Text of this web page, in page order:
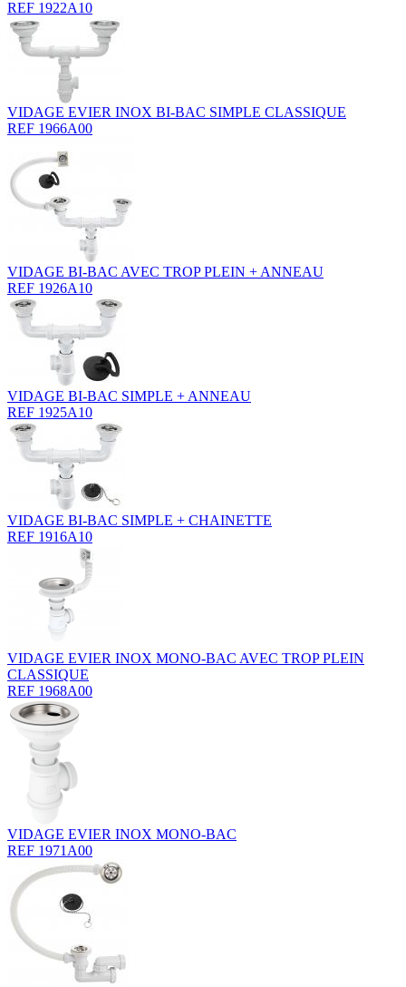
REF 1922A10
VIDAGE EVIER INOX BI-BAC SIMPLE CLASSIQUE
REF 1966A00
VIDAGE BI-BAC AVEC TROP PLEIN + ANNEAU
REF 1926A10
VIDAGE BI-BAC SIMPLE + ANNEAU
REF 1925A10
VIDAGE BI-BAC SIMPLE + CHAINETTE
REF 1916A10
VIDAGE EVIER INOX MONO-BAC AVEC TROP PLEIN
CLASSIQUE
REF 1968A00
VIDAGE EVIER INOX MONO-BAC
REF 1971A00